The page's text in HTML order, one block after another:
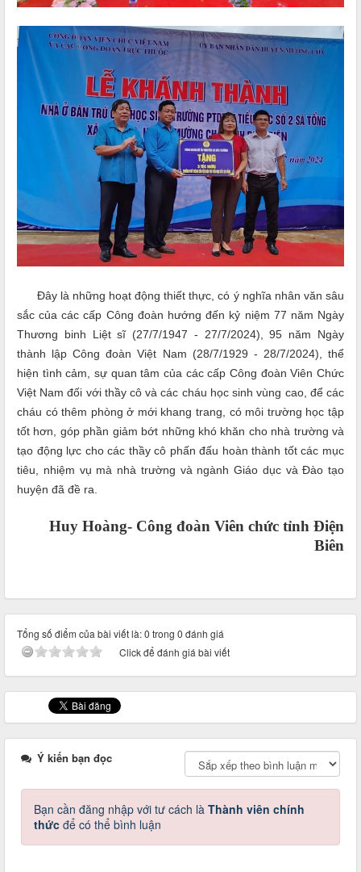
Đây là những hoạt động thiết thực, có ý nghĩa nhân văn sâu
sắc của các cấp Công đoàn hướng đến kỷ niệm 77 năm Ngày
Thương binh Liệt sĩ (27/7/1947 - 27/7/2024), 95 năm Ngày
thành lập Công đoàn Việt Nam (28/7/1929 - 28/7/2024), thể
hiện tình cảm, sự quan tâm của các cấp Công đoàn Viên Chức
Việt Nam đối với thầy cô và các cháu học sinh vùng cao, để các
cháu có thêm phòng ở mới khang trang, có môi trường học tập
tốt hơn, góp phần giảm bớt những khó khăn cho nhà trường và
tạo động lực cho các thầy cô phấn đấu hoàn thành tốt các mục
tiêu, nhiệm vụ mà nhà trường và ngành Giáo dục và Đào tạo
huyện đã đề ra.
Huy Hoàng- Công đoàn Viên chức tỉnh Điện
Biên
Tổng số điểm của bài viết là: 0 trong 0 đánh giá
Click để đánh giá bài viết
Ý kiến bạn đọc
Bạn cần đăng nhập với tư cách là Thành viên chính
thức để có thể bình luận